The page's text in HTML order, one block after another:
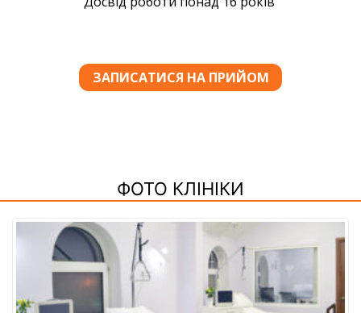
ФОТО КЛІНІКИ